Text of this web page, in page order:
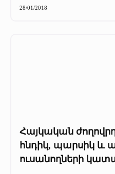
28/01/2018
Հայկական
հնդիկ, պարսիկ և
ուսանողների